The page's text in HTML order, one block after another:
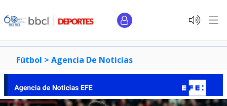
Fútbol > Agencia De Noticias